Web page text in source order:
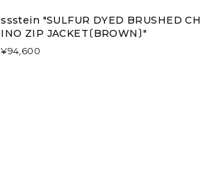
ssstein "SULFUR DYED BRUSHED CH
INO ZIP JACKET〔BROWN〕"
¥94,600